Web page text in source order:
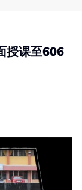
授课至606